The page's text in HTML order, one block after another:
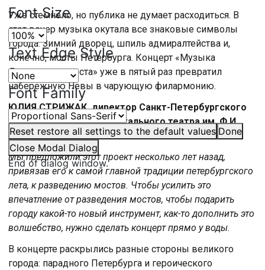
Font Size
Text Edge Style
Font Family
Reset restore all settings to the default values Done
Close Modal Dialog
End of dialog window.
Уже стемнело, но публика не думает расходиться. В
этот вечер музыка окутала все знаковые символы
города. Зимний дворец, шпиль адмиралтейства и,
конечно, мосты Петербурга. Концерт «Музыка
Дворцового моста» уже в пятый раз превратил
набережную Невы в чарующую филармонию.
ЮЛИЯ СТРИЖАК, директор Санкт-Петербургского
государственного музыкального театра им. Ф.И.
Шаляпина:
Мы предложили этот проект несколько лет назад,
привязав его к самой главной традиции петербургского
лета, к разведению мостов. Чтобы усилить это
впечатление от разведения мостов, чтобы подарить
городу какой-то новый инструмент, как-то дополнить это
волшебство, нужно сделать концерт прямо у воды.
В концерте раскрылись разные стороны великого
города: парадного Петербурга и героического